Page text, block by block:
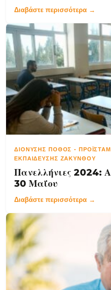
Διαβάστε περισσότερα →
ΔΙΟΝΎΣΗΣ ΠΌΘΟΣ -
ΕΚΠΑΊΔΕΥΣΗΣ ΖΑΚΎΝΘΟΥ
Πανελλήνιες 2024:
30 Μαΐου
Διαβάστε περισσότερα →